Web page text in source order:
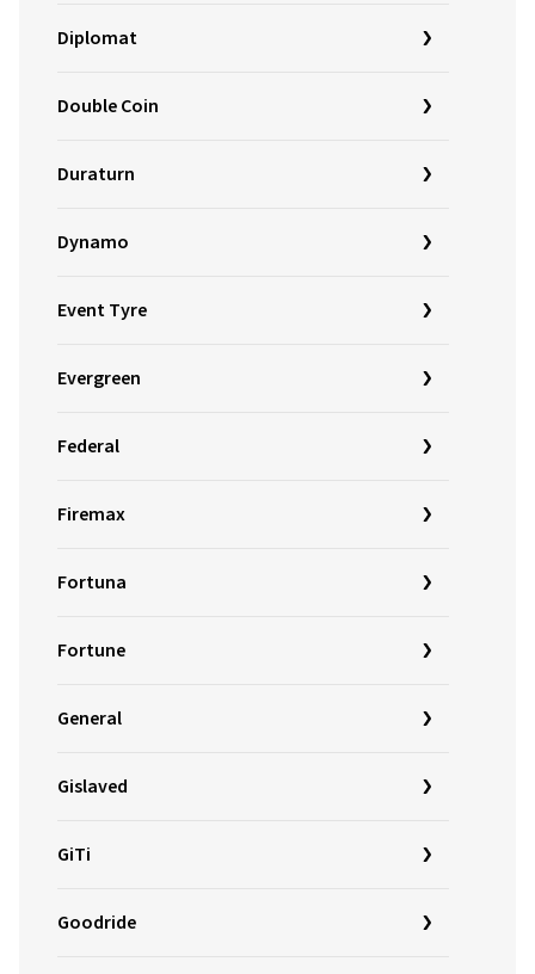
Diplomat
Double Coin
Duraturn
Dynamo
Event Tyre
Evergreen
Federal
Firemax
Fortuna
Fortune
General
Gislaved
GiTi
Goodride